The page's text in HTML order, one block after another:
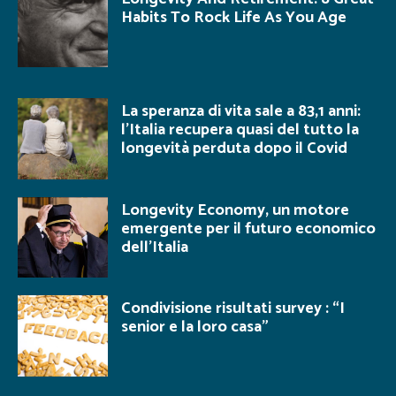
Habits To Rock Life As You Age
La speranza di vita sale a 83,1 anni:
l’Italia recupera quasi del tutto la
longevità perduta dopo il Covid
Longevity Economy, un motore
emergente per il futuro economico
dell’Italia
Condivisione risultati survey : “I
senior e la loro casa”